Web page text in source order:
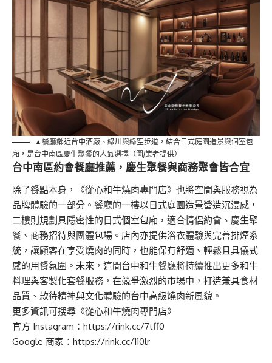
▲餐廳鄰近台中酒廠、綠川與綠空步道，結合日式庭園造景與個室包
廂，是台中南區慶生聚餐的人氣選擇（圖/業者提供）
台中南區約會餐廳推薦，慶生聚餐與商務聚會皆合宜
除了餐點本身，《從心和牛燒肉專門店》也將空間與服務視為
品牌體驗的一部分。餐廳的一樓以日式庭園造景營造沉浸感，
二樓則規劃具隱密性的日式個室包廂，適合情侶約會、慶生聚
餐、商務招待與團體包場。店內亦提供浴衣體驗與完善排煙系
統，讓顧客在享受燒肉的同時，也能保有舒適、輕鬆且具儀式
感的用餐氛圍。未來，這間台中和牛餐廳將持續推出更多和牛
料理與客製化套餐服務，在競爭激烈的市場中，打造兼具食材
品質、款待精神與文化體驗的台中高級燒肉新風貌。
更多資訊可搜尋《從心和牛燒肉專門店》
官方 Instagram： https://rink.cc/7tff0
Google 商家： https://rink.cc/110lr